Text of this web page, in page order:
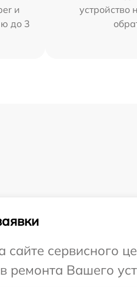
и
до 3
устройство
сайте сервисного
ремонта Вашего